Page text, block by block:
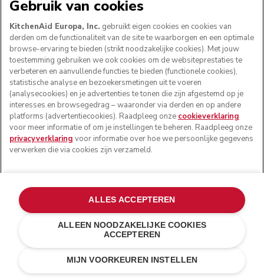
Kosten besparen€ 65,80
Gebruik van cookies
KitchenAid Europa, Inc. gebruikt eigen cookies en cookies van
derden om de functionaliteit van de site te waarborgen en een optimale
browse-ervaring te bieden (strikt noodzakelijke cookies). Met jouw
toestemming gebruiken we ook cookies om de websiteprestaties te
verbeteren en aanvullende functies te bieden (functionele cookies),
statistische analyse en bezoekersmetingen uit te voeren
(analysecookies) en je advertenties te tonen die zijn afgestemd op je
interesses en browsegedrag – waaronder via derden en op andere
platforms (advertentiecookies). Raadpleeg onze cookieverklaring
voor meer informatie of om je instellingen te beheren. Raadpleeg onze
privacyverklaring voor informatie over hoe we persoonlijke gegevens
verwerken die via cookies zijn verzameld.
MIJN VOORKEUREN INSTELLEN
ALLEEN NOODZAKELIJKE COOKIES
ACCEPTEREN
ALLES ACCEPTEREN